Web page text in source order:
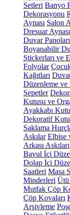
Setleri Banyo
Dekorasyonu
Aynası Salon
Dresuar Aynası
Duvar Panoları
Boyanabilir
Stickerları ve
Folyolar
Kağıtları Duvar
Düzenleme ve
Sepetler
Kutusu ve
Ayakkabı
Dekoratif Kutu
Saklama
Askılar Elbise
Arkası Askıları
Bavul İçi
Dolap İçi
Saatleri Masa
Minderleri Ütü
Mutfak Çöp
Çöp Kovaları
Arşivleme